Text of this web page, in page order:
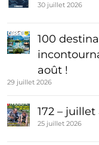
30 juillet 2026
100
août !
29 juillet 2026
172 –
25 juillet 2026